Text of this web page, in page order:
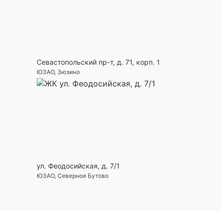
Севастопольский пр-т, д. 71, корп. 1
ЮЗАО, Зюзино
ул. Феодосийская, д. 7/1
ЮЗАО, Северное Бутово